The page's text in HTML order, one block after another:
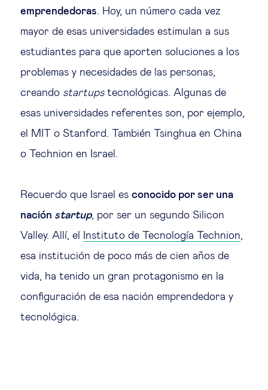
Social
Gestión de la diversidad
Gestión pública
Sobre nosotros
emprendedoras. Hoy, un número cada vez
mayor de esas universidades estimulan a sus
estudiantes para que aporten soluciones a los
problemas y necesidades de las personas,
creando startupstecnológicas. Algunas de
esas universidades referentes son, por ejemplo,
el MIT o Stanford. También Tsinghua en China
o Technion en Israel.
Recuerdo que Israel es conocido por ser una
nación startup, por ser un segundo Silicon
Valley. Allí, el
Instituto de Tecnología Technion,
esa institución de poco más de cien años de
vida, ha tenido un gran protagonismo en la
configuración de esa nación emprendedora y
tecnológica.